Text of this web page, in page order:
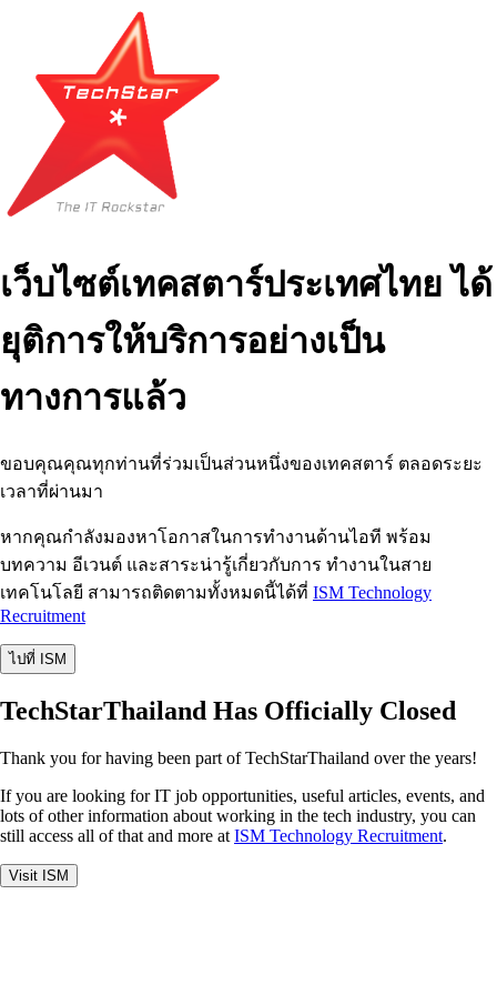
เว็บไซต์เทคสตาร์ประเทศไทย ได้
ยุติการให้บริการอย่างเป็น
ทางการแล้ว
ขอบคุณคุณทุกท่านที่ร่วมเป็นส่วนหนึ่งของเทคสตาร์ ตลอดระยะ
เวลาที่ผ่านมา
หากคุณกำลังมองหาโอกาสในการทำงานด้านไอที พร้อม
บทความ อีเวนต์ และสาระน่ารู้เกี่ยวกับการ ทำงานในสาย
เทคโนโลยี สามารถติดตามทั้งหมดนี้ได้ที่ ISM Technology
Recruitment
ไปที่ ISM
TechStarThailand Has Officially Closed
Thank you for having been part of TechStarThailand over the years!
If you are looking for IT job opportunities, useful articles, events, and
lots of other information about working in the tech industry, you can
still access all of that and more at ISM Technology Recruitment.
Visit ISM